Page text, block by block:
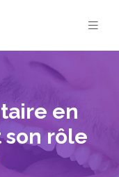
en
son rôle